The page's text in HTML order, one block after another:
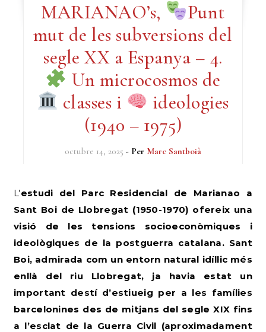
MARIANAO’s,
Punt
mut de les subversions del
segle XX a Espanya – 4.
Un microcosmos de
classes i
ideologies
(1940 – 1975)
octubre 14, 2025 - Per Marc Santboià
L’estudi del Parc Residencial de Marianao a
Sant Boi de Llobregat (1950-1970) ofereix una
visió de les tensions socioeconòmiques i
ideològiques de la postguerra catalana. Sant
Boi, admirada com un entorn natural idíl·lic més
enllà del riu Llobregat, ja havia estat un
important destí d’estiueig per a les famílies
barcelonines des de mitjans del segle XIX fins
a l’esclat de la Guerra Civil (aproximadament